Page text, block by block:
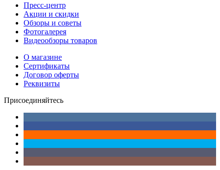
Пресс-центр
Акции и скидки
Обзоры и советы
Фотогалерея
Видеообзоры товаров
О магазине
Сертификаты
Договор оферты
Реквизиты
Присоединяйтесь